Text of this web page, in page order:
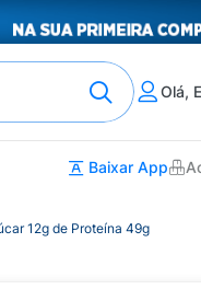
Olá,
Baixar App
12g de Proteína 49g